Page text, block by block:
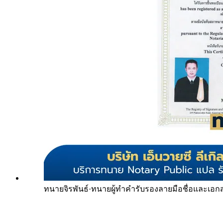
ทนายจิรพันธ์·ทนายผู้ทำคำรับรองลายมือชื่อและเอก